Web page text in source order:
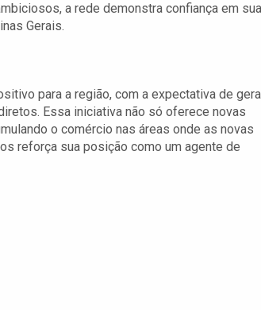
a rede demonstra confiança em sua
Gerais.
para a região, com a expectativa de
Essa iniciativa não só oferece novas
o comércio nas áreas onde as novas
reforça sua posição como um agente de